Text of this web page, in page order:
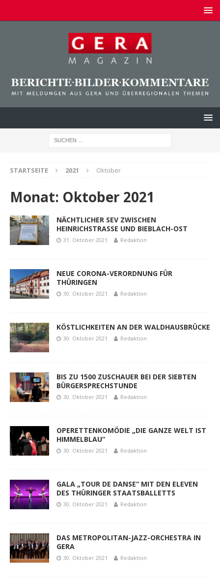
STARTSEITE 2021 Oktober
Monat: Oktober 2021
NÄCHTLICHER SEV ZWISCHEN
HEINRICHSTRASSE UND BIEBLACH-OST
31. Oktober 2021 Redaktion
NEUE CORONA-VERORDNUNG FÜR
THÜRINGEN
30. Oktober 2021 Redaktion
KÖSTLICHKEITEN AN DER WALDHAUSBRÜCKE
30. Oktober 2021 Redaktion
BIS ZU 1500 ZUSCHAUER BEI DER SIEBTEN
BÜRGERSPRECHSTUNDE
30. Oktober 2021 Redaktion
OPERETTENKOMÖDIE „DIE GANZE WELT IST
HIMMELBLAU“
30. Oktober 2021 Redaktion
GALA „TOUR DE DANSE“ MIT DEN ELEVEN
DES THÜRINGER STAATSBALLETTS
30. Oktober 2021 Redaktion
DAS METROPOLITAN-JAZZ-ORCHESTRA IN
GERA
30. Oktober 2021 Redaktion